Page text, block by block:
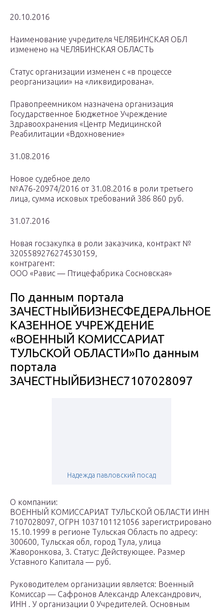
20.10.2016
Наименование учредителя ЧЕЛЯБИНСКАЯ ОБЛ
изменено на ЧЕЛЯБИНСКАЯ ОБЛАСТЬ
Статус организации изменен с «в процессе
реорганизации» на «ликвидирована».
Правопреемником назначена организация
Государственное Бюджетное Учреждение
Здравоохранения «Центр Медицинской
Реабилитации «Вдохновение»
31.08.2016
Новое судебное дело
№А76-20974/2016 от 31.08.2016 в роли третьего
лица, сумма исковых требований 386 860 руб.
31.07.2016
Новая госзакупка в роли заказчика, контракт №
3205589276274530159,
контрагент:
ООО «Равис — Птицефабрика Сосновская»
По данным портала
ЗАЧЕСТНЫЙБИЗНЕСФЕДЕРАЛЬНОЕ
КАЗЕННОЕ УЧРЕЖДЕНИЕ
«ВОЕННЫЙ КОМИССАРИАТ
ТУЛЬСКОЙ ОБЛАСТИ»По данным
портала
ЗАЧЕСТНЫЙБИЗНЕС7107028097
Надежда павловский посад
О компании:
ВОЕННЫЙ КОМИССАРИАТ ТУЛЬСКОЙ ОБЛАСТИ ИНН
7107028097, ОГРН 1037101121056 зарегистрировано
15.10.1999 в регионе Тульская Область по адресу:
300600, Тульская обл, город Тула, улица
Жаворонкова, 3. Статус: Действующее. Размер
Уставного Капитала — руб.
Руководителем организации является: Военный
Комиссар — Сафронов Александр Александрович,
ИНН . У организации 0 Учредителей. Основным